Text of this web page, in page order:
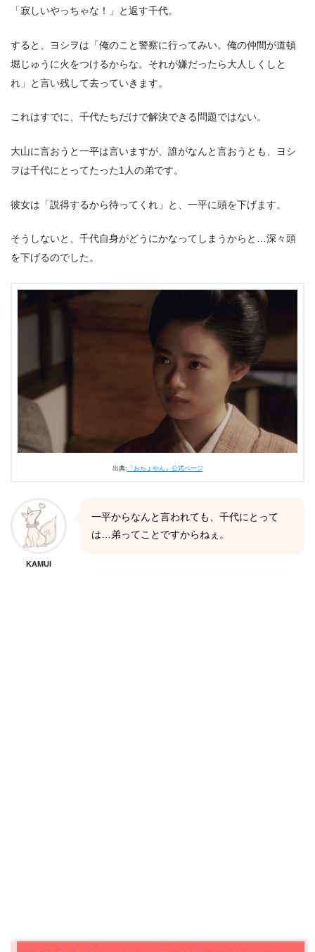
「寂しいやっちゃな！」と返す千代。
すると、ヨシヲは「俺のこと警察に行ってみい。俺の仲間が道頓
堀じゅうに火をつけるからな。それが嫌だったら大人しくしと
れ」と言い残して去っていきます。
これはすでに、千代たちだけで解決できる問題ではない。
大山に言おうと一平は言いますが、誰がなんと言おうとも、ヨシ
ヲは千代にとってたった1人の弟です。
彼女は「説得するから待ってくれ」と、一平に頭を下げます。
そうしないと、千代自身がどうにかなってしまうからと…深々頭
を下げるのでした。
出典: 『おちょやん』公式ページ
KAMUI
一平からなんと言われても、千代にとって
は…弟ってことですからねぇ。